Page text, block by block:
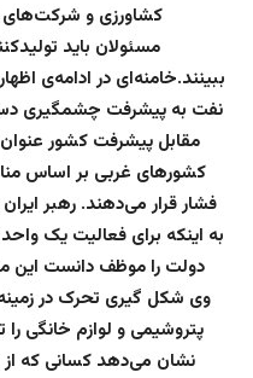
کشاورزی و شرکت‌های
مسئولان باید
ببینند.خامنه‌ای در ادامه‌ی
نفت به پیشرفت چشمگیری دست
مقابل پیشرفت کشور
کشورهای غربی بر اساس
فشار قرار می‌دهند. رهبر
به اینکه برای فعالیت یک
دولت را موظف دانست این
وی شکل گیری تحرک در
پتروشیمی و لوازم خانگی
نشان می‌دهد کسانی که